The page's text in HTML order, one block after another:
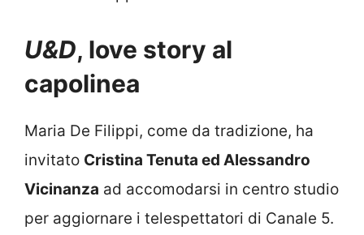
U&D, love story al
capolinea
Maria De Filippi, come da tradizione, ha
invitato Cristina Tenuta ed Alessandro
Vicinanza ad accomodarsi in centro studio
per aggiornare i telespettatori di Canale 5.